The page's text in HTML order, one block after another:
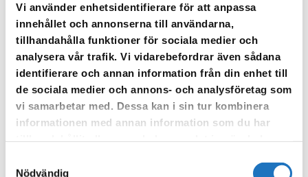
Vi använder enhetsidentifierare för att anpassa
innehållet och annonserna till användarna,
tillhandahålla funktioner för sociala medier och
analysera vår trafik. Vi vidarebefordrar även sådana
identifierare och annan information från din enhet till
de sociala medier och annons- och analysföretag som
vi samarbetar med. Dessa kan i sin tur kombinera
informationen med annan information som du har
Nödvändig
mer information.
Innan besöket behöver du ett avlämnarintyg.
Farligt avfall